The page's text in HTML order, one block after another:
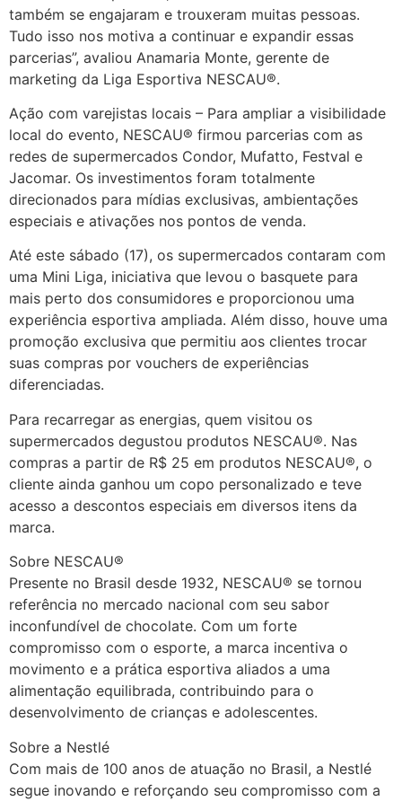
também se engajaram e trouxeram muitas pessoas.
Tudo isso nos motiva a continuar e expandir essas
parcerias”, avaliou Anamaria Monte, gerente de
marketing da Liga Esportiva NESCAU®.
Ação com varejistas locais – Para ampliar a visibilidade
local do evento, NESCAU® firmou parcerias com as
redes de supermercados Condor, Mufatto, Festval e
Jacomar. Os investimentos foram totalmente
direcionados para mídias exclusivas, ambientações
especiais e ativações nos pontos de venda.
Até este sábado (17), os supermercados contaram com
uma Mini Liga, iniciativa que levou o basquete para
mais perto dos consumidores e proporcionou uma
experiência esportiva ampliada. Além disso, houve uma
promoção exclusiva que permitiu aos clientes trocar
suas compras por vouchers de experiências
diferenciadas.
Para recarregar as energias, quem visitou os
supermercados degustou produtos NESCAU®. Nas
compras a partir de R$ 25 em produtos NESCAU®, o
cliente ainda ganhou um copo personalizado e teve
acesso a descontos especiais em diversos itens da
marca.
Sobre NESCAU®
Presente no Brasil desde 1932, NESCAU® se tornou
referência no mercado nacional com seu sabor
inconfundível de chocolate. Com um forte
compromisso com o esporte, a marca incentiva o
movimento e a prática esportiva aliados a uma
alimentação equilibrada, contribuindo para o
desenvolvimento de crianças e adolescentes.
Sobre a Nestlé
Com mais de 100 anos de atuação no Brasil, a Nestlé
segue inovando e reforçando seu compromisso com a